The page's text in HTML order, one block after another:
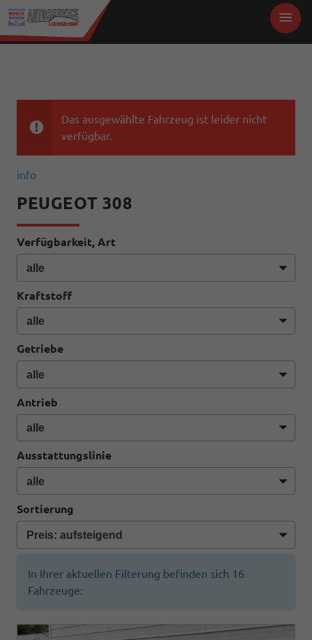
Das ausgewählte Fahrzeug ist leider nicht
verfügbar.
info
PEUGEOT 308
Verfügbarkeit, Art
Kraftstoff
Getriebe
Antrieb
Ausstattungslinie
Sortierung
In Ihrer aktuellen Filterung befinden sich 16
Fahrzeuge: